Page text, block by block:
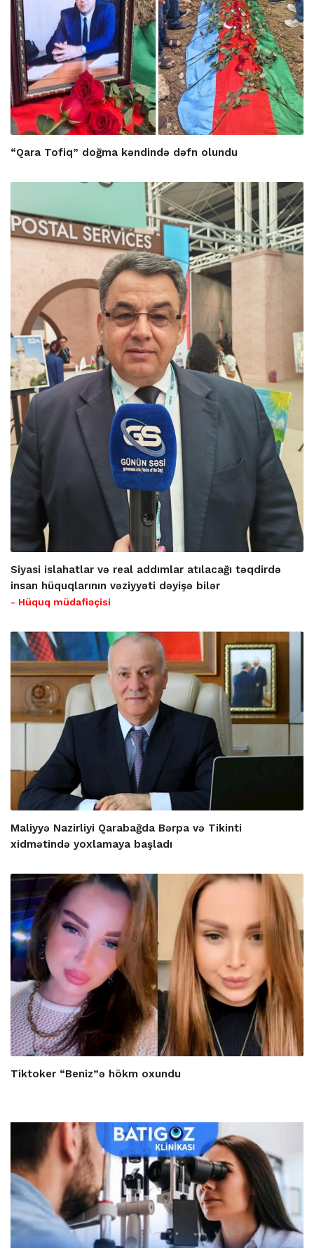
“Qara Tofiq” doğma kəndində dəfn olundu
Siyasi islahatlar və real addımlar atılacağı təqdirdə
insan hüquqlarının vəziyyəti dəyişə bilər
- Hüquq müdafiəçisi
Maliyyə Nazirliyi Qarabağda Bərpa və Tikinti
xidmətində yoxlamaya başladı
Tiktoker “Beniz”ə hökm oxundu